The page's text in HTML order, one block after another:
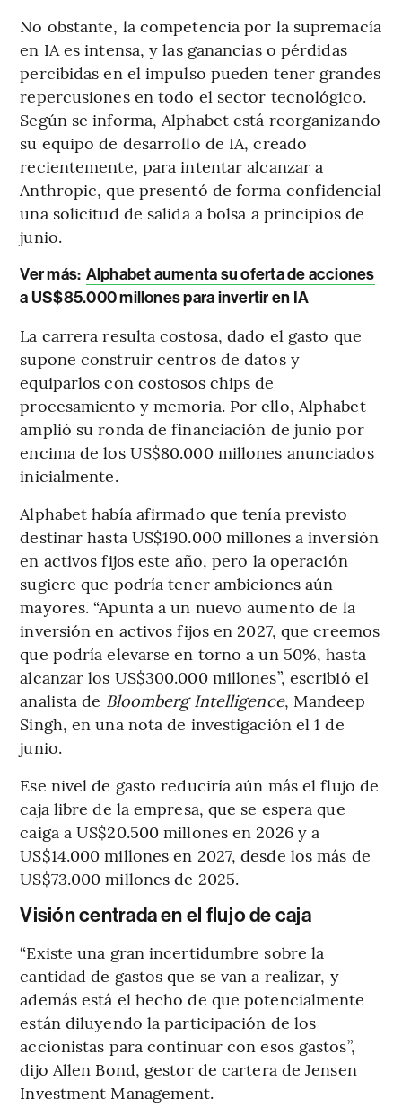
No obstante, la competencia por la supremacía
en IA es intensa, y las ganancias o pérdidas
percibidas en el impulso pueden tener grandes
repercusiones en todo el sector tecnológico.
Según se informa, Alphabet está reorganizando
su equipo de desarrollo de IA, creado
recientemente, para intentar alcanzar a
Anthropic, que presentó de forma confidencial
una solicitud de salida a bolsa a principios de
junio.
Ver más: Alphabet aumenta su oferta de acciones
a US$85.000 millones para invertir en IA
La carrera resulta costosa, dado el gasto que
supone construir centros de datos y
equiparlos con costosos chips de
procesamiento y memoria. Por ello, Alphabet
amplió su ronda de financiación de junio por
encima de los US$80.000 millones anunciados
inicialmente.
Alphabet había afirmado que tenía previsto
destinar hasta US$190.000 millones a inversión
en activos fijos este año, pero la operación
sugiere que podría tener ambiciones aún
mayores. “Apunta a un nuevo aumento de la
inversión en activos fijos en 2027, que creemos
que podría elevarse en torno a un 50%, hasta
alcanzar los US$300.000 millones”, escribió el
analista de Bloomberg Intelligence, Mandeep
Singh, en una nota de investigación el 1 de
junio.
Ese nivel de gasto reduciría aún más el flujo de
caja libre de la empresa, que se espera que
caiga a US$20.500 millones en 2026 y a
US$14.000 millones en 2027, desde los más de
US$73.000 millones de 2025.
Visión centrada en el flujo de caja
“Existe una gran incertidumbre sobre la
cantidad de gastos que se van a realizar, y
además está el hecho de que potencialmente
están diluyendo la participación de los
accionistas para continuar con esos gastos”,
dijo Allen Bond, gestor de cartera de Jensen
Investment Management.